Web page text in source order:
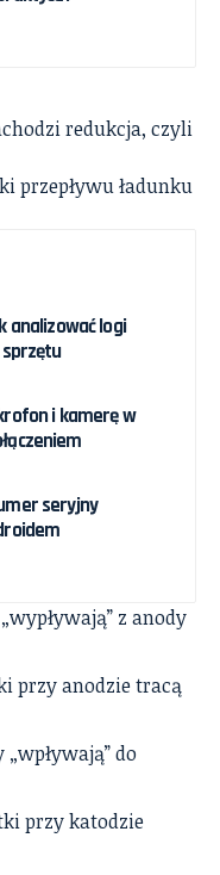
redukcja, czyli
przepływu ładunku
analizować logi
i kamerę w
seryjny
z anody
przy anodzie tracą
do
przy katodzie